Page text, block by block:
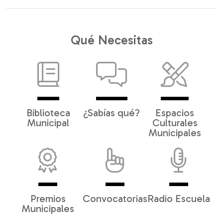
Qué Necesitas
Biblioteca
Municipal
¿Sabías qué?
Espacios
Culturales
Municipales
Premios
Municipales
ConvocatoriasRadio Escuela